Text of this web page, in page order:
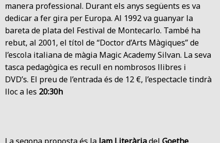
manera professional. Durant els anys següents es va
dedicar a fer gira per Europa. Al 1992 va guanyar la
bareta de plata del Festival de Montecarlo. També ha
rebut, al 2001, el títol de “Doctor d’Arts Màgiques” de
l’escola italiana de màgia Magic Academy Silvan. La seva
tasca pedagògica es recull en nombrosos llibres i
DVD’s. El preu de l’entrada és de 12 €, l’espectacle tindrà
lloc a les 20:30h